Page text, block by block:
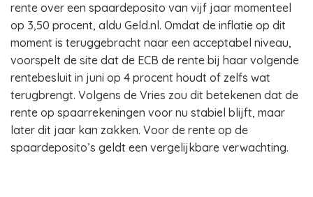
rente over een spaardeposito van vijf jaar momenteel
op 3,50 procent, aldu Geld.nl. Omdat de inflatie op dit
moment is teruggebracht naar een acceptabel niveau,
voorspelt de site dat de ECB de rente bij haar volgende
rentebesluit in juni op 4 procent houdt of zelfs wat
terugbrengt. Volgens de Vries zou dit betekenen dat de
rente op spaarrekeningen voor nu stabiel blijft, maar
later dit jaar kan zakken. Voor de rente op de
spaardeposito’s geldt een vergelijkbare verwachting.